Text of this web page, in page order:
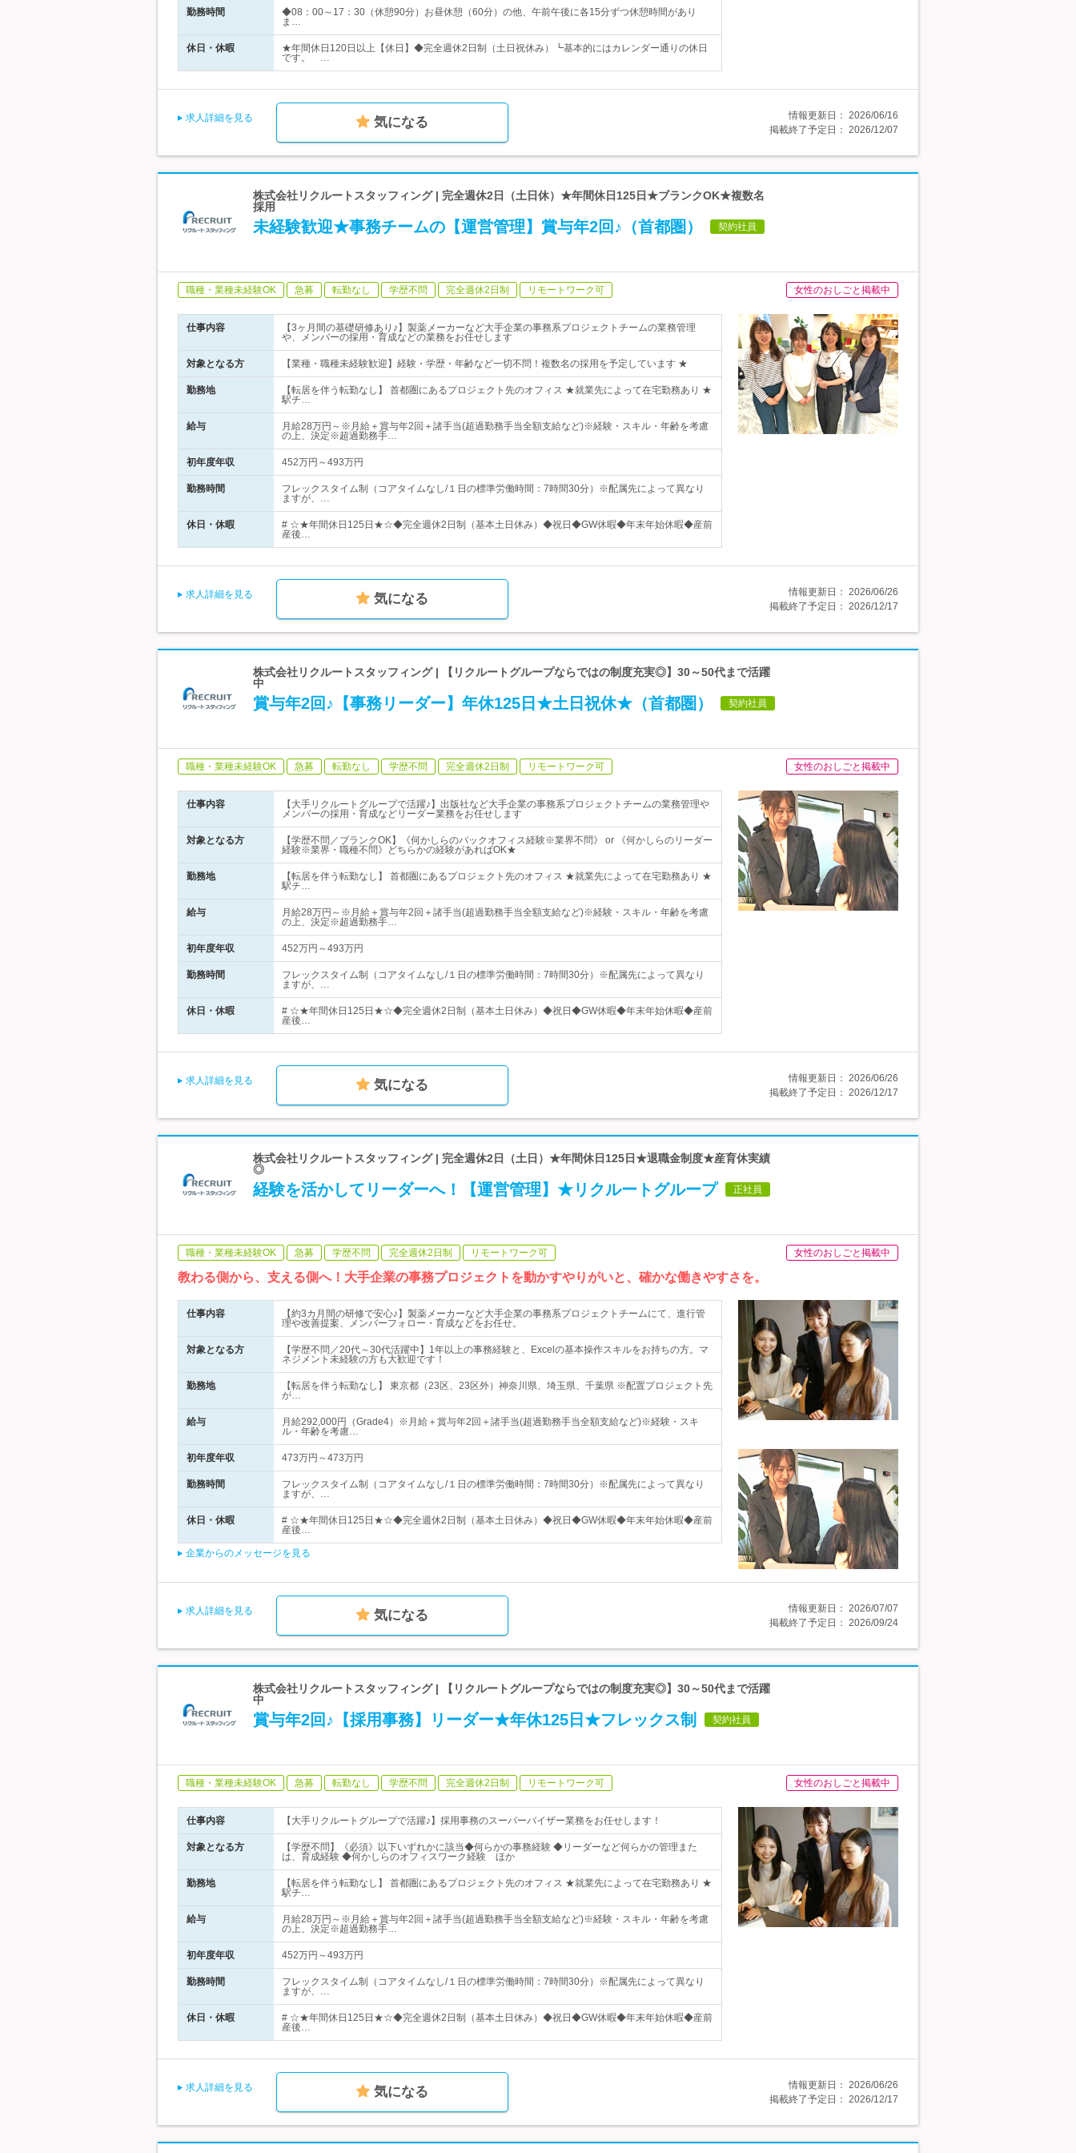
勤務時間
◆08：00～17：30（休憩90分）お昼休憩（60分）の他、午前午後に各15分ずつ休憩時間があり
ま…
休日・休暇
★年間休日120日以上【休日】◆完全週休2日制（土日祝休み）┗基本的にはカレンダー通りの休日
です。 …
求人詳細を見る 気になる 情報更新日： 2026/06/16
掲載終了予定日： 2026/12/07
株式会社リクルートスタッフィング | 完全週休2日（土日休）★年間休日125日★ブランクOK★複数名
採用
未経験歓迎★事務チームの【運営管理】賞与年2回♪（首都圏） 契約社員
職種・業種未経験OK 急募 転勤なし 学歴不問 完全週休2日制 リモートワーク可 女性のおしごと掲載中
仕事内容
【3ヶ月間の基礎研修あり♪】製薬メーカーなど大手企業の事務系プロジェクトチームの業務管理
や、メンバーの採用・育成などの業務をお任せします
対象となる方 【業種・職種未経験歓迎】経験・学歴・年齢など一切不問！複数名の採用を予定しています ★
勤務地
【転居を伴う転勤なし】 首都圏にあるプロジェクト先のオフィス ★就業先によって在宅勤務あり ★
駅チ…
給与
月給28万円～※月給＋賞与年2回＋諸手当(超過勤務手当全額支給など)※経験・スキル・年齢を考慮
の上、決定※超過勤務手…
初年度年収 452万円～493万円
勤務時間
フレックスタイム制（コアタイムなし/１日の標準労働時間：7時間30分）※配属先によって異なり
ますが、…
休日・休暇
# ☆★年間休日125日★☆◆完全週休2日制（基本土日休み）◆祝日◆GW休暇◆年末年始休暇◆産前
産後…
求人詳細を見る 気になる 情報更新日： 2026/06/26
掲載終了予定日： 2026/12/17
株式会社リクルートスタッフィング | 【リクルートグループならではの制度充実◎】30～50代まで活躍
中
賞与年2回♪【事務リーダー】年休125日★土日祝休★（首都圏） 契約社員
職種・業種未経験OK 急募 転勤なし 学歴不問 完全週休2日制 リモートワーク可 女性のおしごと掲載中
仕事内容
【大手リクルートグループで活躍♪】出版社など大手企業の事務系プロジェクトチームの業務管理や
メンバーの採用・育成などリーダー業務をお任せします
対象となる方
【学歴不問／ブランクOK】《何かしらのバックオフィス経験※業界不問》 or 《何かしらのリーダー
経験※業界・職種不問》どちらかの経験があればOK★
勤務地
【転居を伴う転勤なし】 首都圏にあるプロジェクト先のオフィス ★就業先によって在宅勤務あり ★
駅チ…
給与
月給28万円～※月給＋賞与年2回＋諸手当(超過勤務手当全額支給など)※経験・スキル・年齢を考慮
の上、決定※超過勤務手…
初年度年収 452万円～493万円
勤務時間
フレックスタイム制（コアタイムなし/１日の標準労働時間：7時間30分）※配属先によって異なり
ますが、…
休日・休暇
# ☆★年間休日125日★☆◆完全週休2日制（基本土日休み）◆祝日◆GW休暇◆年末年始休暇◆産前
産後…
求人詳細を見る 気になる 情報更新日： 2026/06/26
掲載終了予定日： 2026/12/17
株式会社リクルートスタッフィング | 完全週休2日（土日）★年間休日125日★退職金制度★産育休実績
◎
経験を活かしてリーダーへ！【運営管理】★リクルートグループ 正社員
職種・業種未経験OK 急募 学歴不問 完全週休2日制 リモートワーク可 女性のおしごと掲載中
教わる側から、支える側へ！大手企業の事務プロジェクトを動かすやりがいと、確かな働きやすさを。
仕事内容
【約3カ月間の研修で安心♪】製薬メーカーなど大手企業の事務系プロジェクトチームにて、進行管
理や改善提案、メンバーフォロー・育成などをお任せ。
対象となる方
【学歴不問／20代～30代活躍中】1年以上の事務経験と、Excelの基本操作スキルをお持ちの方。マ
ネジメント未経験の方も大歓迎です！
勤務地
【転居を伴う転勤なし】 東京都（23区、23区外）神奈川県、埼玉県、千葉県 ※配置プロジェクト先
が…
給与
月給292,000円（Grade4）※月給＋賞与年2回＋諸手当(超過勤務手当全額支給など)※経験・スキ
ル・年齢を考慮…
初年度年収 473万円～473万円
勤務時間
フレックスタイム制（コアタイムなし/１日の標準労働時間：7時間30分）※配属先によって異なり
ますが、…
休日・休暇
# ☆★年間休日125日★☆◆完全週休2日制（基本土日休み）◆祝日◆GW休暇◆年末年始休暇◆産前
産後…
企業からのメッセージを見る
求人詳細を見る 気になる 情報更新日： 2026/07/07
掲載終了予定日： 2026/09/24
株式会社リクルートスタッフィング | 【リクルートグループならではの制度充実◎】30～50代まで活躍
中
賞与年2回♪【採用事務】リーダー★年休125日★フレックス制 契約社員
職種・業種未経験OK 急募 転勤なし 学歴不問 完全週休2日制 リモートワーク可 女性のおしごと掲載中
仕事内容 【大手リクルートグループで活躍♪】採用事務のスーパーバイザー業務をお任せします！
対象となる方
【学歴不問】《必須》以下いずれかに該当◆何らかの事務経験 ◆リーダーなど何らかの管理また
は、育成経験 ◆何かしらのオフィスワーク経験 ほか
勤務地
【転居を伴う転勤なし】 首都圏にあるプロジェクト先のオフィス ★就業先によって在宅勤務あり ★
駅チ…
給与
月給28万円～※月給＋賞与年2回＋諸手当(超過勤務手当全額支給など)※経験・スキル・年齢を考慮
の上、決定※超過勤務手…
初年度年収 452万円～493万円
勤務時間
フレックスタイム制（コアタイムなし/１日の標準労働時間：7時間30分）※配属先によって異なり
ますが、…
休日・休暇
# ☆★年間休日125日★☆◆完全週休2日制（基本土日休み）◆祝日◆GW休暇◆年末年始休暇◆産前
産後…
求人詳細を見る 気になる 情報更新日： 2026/06/26
掲載終了予定日： 2026/12/17